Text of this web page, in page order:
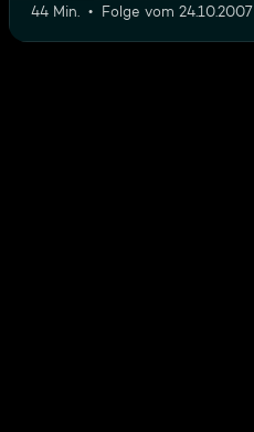
44 Min. Folge vom 24.10.2007